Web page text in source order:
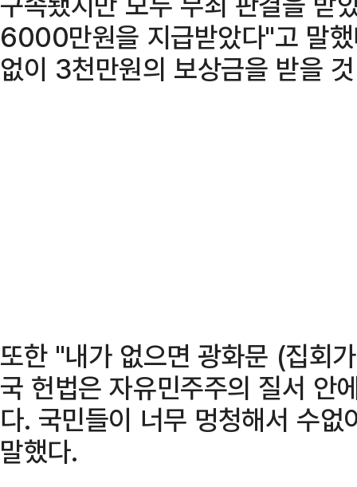
6000만원을 지급받았다"고 말
없이 3천만원의 보상금을 받을
또한 "내가 없으면 광화문 (집회
국 헌법은 자유민주주의 질서 안
다. 국민들이 너무 멍청해서 수
말했다.